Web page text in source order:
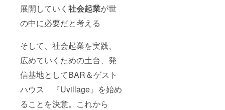
展開していく 社会起業が世
の中に必要だと考える
そして、社会起業を実践、
広めていくための土台、発
信基地としてBAR＆ゲスト
ハウス 『Uvillage』を始め
ることを決意。これから